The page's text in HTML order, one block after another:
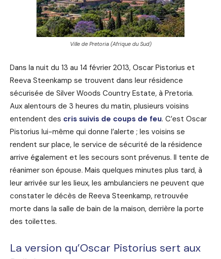
Ville de Pretoria (Afrique du Sud)
Dans la nuit du 13 au 14 février 2013, Oscar Pistorius et
Reeva Steenkamp se trouvent dans leur résidence
sécurisée de Silver Woods Country Estate, à Pretoria.
Aux alentours de 3 heures du matin, plusieurs voisins
entendent des cris suivis de coups de feu. C’est Oscar
Pistorius lui-même qui donne l’alerte ; les voisins se
rendent sur place, le service de sécurité de la résidence
arrive également et les secours sont prévenus. Il tente de
réanimer son épouse. Mais quelques minutes plus tard, à
leur arrivée sur les lieux, les ambulanciers ne peuvent que
constater le décès de Reeva Steenkamp, retrouvée
morte dans la salle de bain de la maison, derrière la porte
des toilettes.
La version qu’Oscar Pistorius sert aux